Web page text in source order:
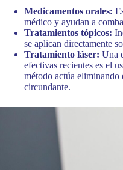
Medicamentos orales:
médico y ayudan a
Tratamientos tópicos:
se aplican directamente
Tratamiento láser: Una
efectivas recientes es el
método actúa
circundante.